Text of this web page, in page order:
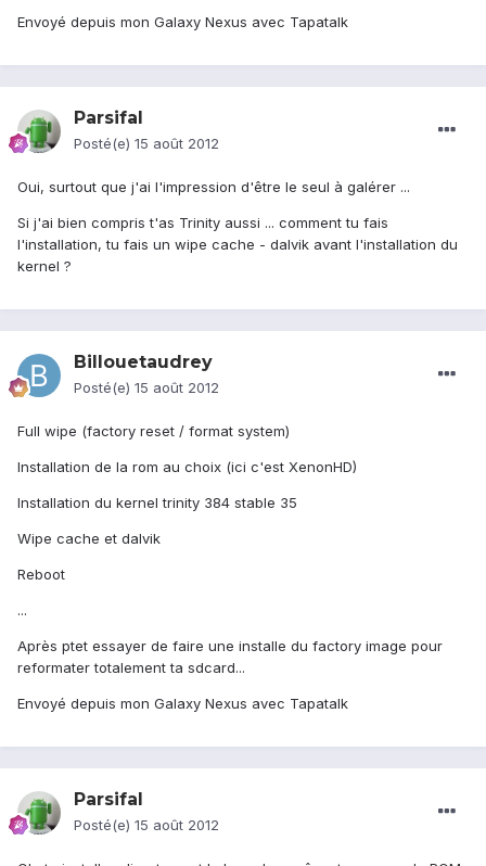
Envoyé depuis mon Galaxy Nexus avec Tapatalk
Parsifal
Posté(e) 15 août 2012
Oui, surtout que j'ai l'impression d'être le seul à galérer ...
Si j'ai bien compris t'as Trinity aussi ... comment tu fais
l'installation, tu fais un wipe cache - dalvik avant l'installation du
kernel ?
Billouetaudrey
Posté(e) 15 août 2012
Full wipe (factory reset / format system)
Installation de la rom au choix (ici c'est XenonHD)
Installation du kernel trinity 384 stable 35
Wipe cache et dalvik
Reboot
...
Après ptet essayer de faire une installe du factory image pour
reformater totalement ta sdcard...
Envoyé depuis mon Galaxy Nexus avec Tapatalk
Parsifal
Posté(e) 15 août 2012